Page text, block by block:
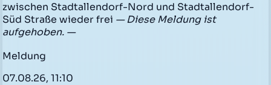
zwischen Stadtallendorf-Nord und Stadtallendorf-
Süd Straße wieder frei — Diese Meldung ist
aufgehoben. —
Meldung
07.08.26, 11:10